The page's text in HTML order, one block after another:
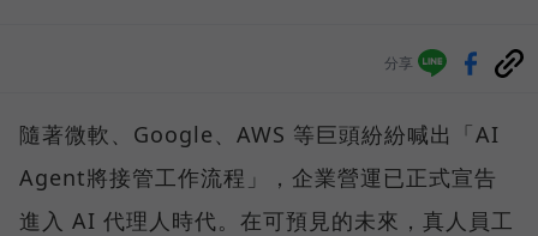
分享
隨著微軟、Google、AWS 等巨頭紛紛喊出「AI
Agent將接管工作流程」，企業營運已正式宣告
進入 AI 代理人時代。在可預見的未來，真人員工